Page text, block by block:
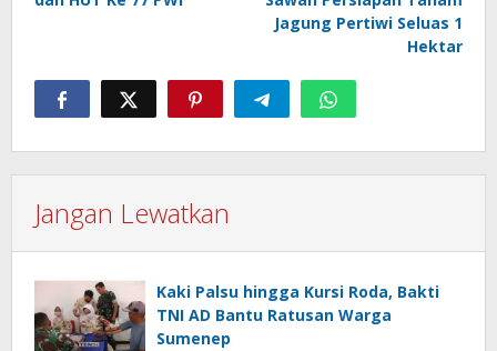
Jagung Pertiwi Seluas 1
Hektar
Jangan Lewatkan
Kaki Palsu hingga Kursi Roda, Bakti
TNI AD Bantu Ratusan Warga
Sumenep